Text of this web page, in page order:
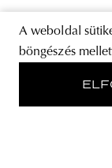
A weboldal
böngészés
IRATKOZZ
EMAIL CÍM